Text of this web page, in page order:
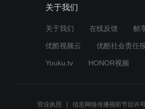
关于我们
关于我们 在线反馈 帧
优酷视频云 优酷社会责任
Youku.tv HONOR视频
营业执照 信息网络传播视听节目许